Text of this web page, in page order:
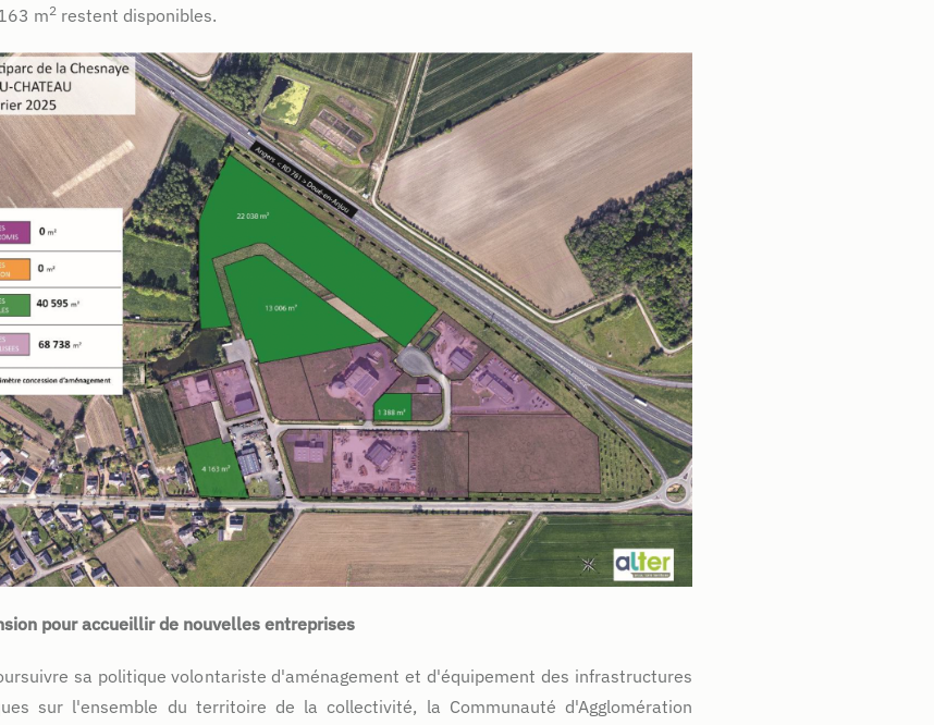
m2 restent disponibles.
pour accueillir de nouvelles entreprises
sa politique volontariste d'aménagement et d'équipement des infrastructures
sur l'ensemble du territoire de la collectivité, la Communauté d'Agglomération